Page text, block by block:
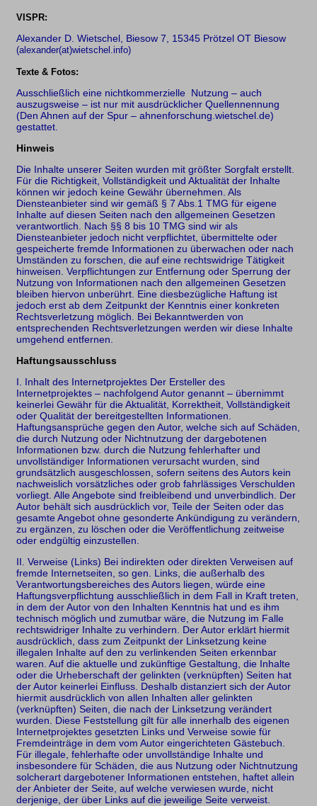
VISPR:
Alexander D. Wietschel, Biesow 7, 15345 Prötzel OT Biesow
(alexander(at)wietschel.info)
Texte & Fotos:
Ausschließlich eine nichtkommerzielle Nutzung – auch
auszugsweise – ist nur mit ausdrücklicher Quellennennung
(Den Ahnen auf der Spur – ahnenforschung.wietschel.de)
gestattet.
Hinweis
Die Inhalte unserer Seiten wurden mit größter Sorgfalt erstellt.
Für die Richtigkeit, Vollständigkeit und Aktualität der Inhalte
können wir jedoch keine Gewähr übernehmen. Als
Diensteanbieter sind wir gemäß § 7 Abs.1 TMG für eigene
Inhalte auf diesen Seiten nach den allgemeinen Gesetzen
verantwortlich. Nach §§ 8 bis 10 TMG sind wir als
Diensteanbieter jedoch nicht verpflichtet, übermittelte oder
gespeicherte fremde Informationen zu überwachen oder nach
Umständen zu forschen, die auf eine rechtswidrige Tätigkeit
hinweisen. Verpflichtungen zur Entfernung oder Sperrung der
Nutzung von Informationen nach den allgemeinen Gesetzen
bleiben hiervon unberührt. Eine diesbezügliche Haftung ist
jedoch erst ab dem Zeitpunkt der Kenntnis einer konkreten
Rechtsverletzung möglich. Bei Bekanntwerden von
entsprechenden Rechtsverletzungen werden wir diese Inhalte
umgehend entfernen.
Haftungsausschluss
I. Inhalt des Internetprojektes Der Ersteller des
Internetprojektes – nachfolgend Autor genannt – übernimmt
keinerlei Gewähr für die Aktualität, Korrektheit, Vollständigkeit
oder Qualität der bereitgestellten Informationen.
Haftungsansprüche gegen den Autor, welche sich auf Schäden,
die durch Nutzung oder Nichtnutzung der dargebotenen
Informationen bzw. durch die Nutzung fehlerhafter und
unvollständiger Informationen verursacht wurden, sind
grundsätzlich ausgeschlossen, sofern seitens des Autors kein
nachweislich vorsätzliches oder grob fahrlässiges Verschulden
vorliegt. Alle Angebote sind freibleibend und unverbindlich. Der
Autor behält sich ausdrücklich vor, Teile der Seiten oder das
gesamte Angebot ohne gesonderte Ankündigung zu verändern,
zu ergänzen, zu löschen oder die Veröffentlichung zeitweise
oder endgültig einzustellen.
II. Verweise (Links) Bei indirekten oder direkten Verweisen auf
fremde Internetseiten, so gen. Links, die außerhalb des
Verantwortungsbereiches des Autors liegen, würde eine
Haftungsverpflichtung ausschließlich in dem Fall in Kraft treten,
in dem der Autor von den Inhalten Kenntnis hat und es ihm
technisch möglich und zumutbar wäre, die Nutzung im Falle
rechtswidriger Inhalte zu verhindern. Der Autor erklärt hiermit
ausdrücklich, dass zum Zeitpunkt der Linksetzung keine
illegalen Inhalte auf den zu verlinkenden Seiten erkennbar
waren. Auf die aktuelle und zukünftige Gestaltung, die Inhalte
oder die Urheberschaft der gelinkten (verknüpften) Seiten hat
der Autor keinerlei Einfluss. Deshalb distanziert sich der Autor
hiermit ausdrücklich von allen Inhalten aller gelinkten
(verknüpften) Seiten, die nach der Linksetzung verändert
wurden. Diese Feststellung gilt für alle innerhalb des eigenen
Internetprojektes gesetzten Links und Verweise sowie für
Fremdeinträge in dem vom Autor eingerichteten Gästebuch.
Für illegale, fehlerhafte oder unvollständige Inhalte und
insbesondere für Schäden, die aus Nutzung oder Nichtnutzung
solcherart dargebotener Informationen entstehen, haftet allein
der Anbieter der Seite, auf welche verwiesen wurde, nicht
derjenige, der über Links auf die jeweilige Seite verweist.